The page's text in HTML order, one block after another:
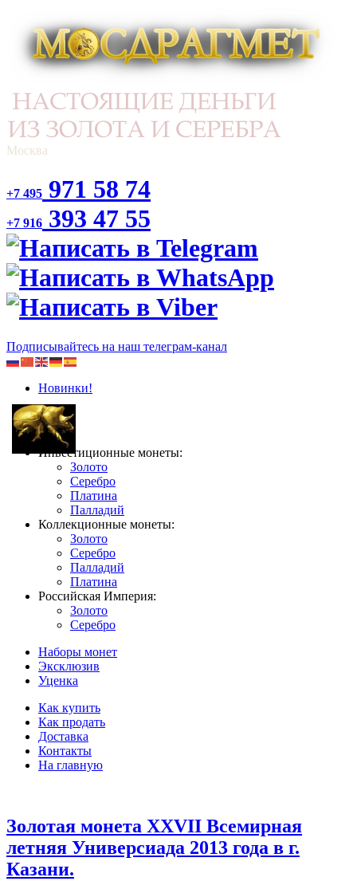
Москва
+7 495 971 58 74
+7 916 393 47 55
Подписывайтесь на наш телеграм-канал
Новинки!
Инвестиционные монеты:
Золото
Серебро
Платина
Палладий
Коллекционные монеты:
Золото
Серебро
Палладий
Платина
Российская Империя:
Золото
Серебро
Наборы монет
Эксклюзив
Уценка
Как купить
Как продать
Доставка
Контакты
На главную
Золотая монета XXVII Всемирная
летняя Универсиада 2013 года в г.
Казани.